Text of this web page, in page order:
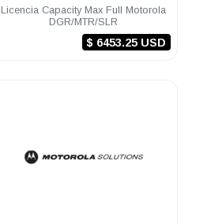
Licencia Capacity Max Full Motorola
DGR/MTR/SLR
$ 6453.25 USD